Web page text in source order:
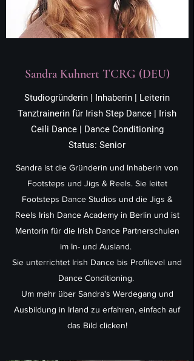
Sandra Kuhnert TCRG (DEU)
Studiogründerin | Inhaberin | Leiterin
Tanztrainerin für Irish Step Dance | Irish
Ceili Dance | Dance Conditioning
Status: Senior
Sandra ist die Gründerin und Inhaberin von
Footsteps und Jigs & Reels. Sie leitet
Footsteps Dance Studios und die Jigs &
Reels Irish Dance Academy in Berlin und ist
Mentorin für die Irish Dance Partnerschulen
im In- und Ausland.
Sie unterrichtet Irish Dance bis Profilevel und
Dance Conditioning.
Um mehr über Sandra's Werdegang und
Ausbildung in Irland zu erfahren, einfach auf
das Bild clicken!